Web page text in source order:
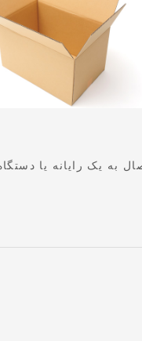
به یک رایانه یا